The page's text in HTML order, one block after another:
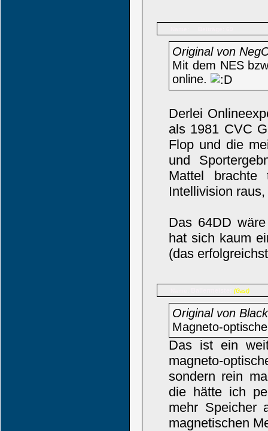
Original von
Mit dem NES
online.
Derlei
als 1981 CVC
Flop und die
und
Mattel brachte
Intellivision
Das 64DD
hat sich kaum
(das
(Gast)
Original von
Magneto-
Das ist ein
magneto-
sondern rein
die hätte ich
mehr Speicher
magnetischen